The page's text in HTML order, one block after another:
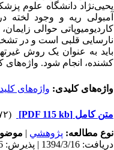
آمبولی ریه و وجود لخته
کاردیومیوپاتی حوالی
نارسایی قلبی است و در
باید به عنوان یک روش
کشنده، انجام شود. واژه‌های
واژه‌های کلیدی: واژه‌های
متن کامل [PDF 115 kb]
(۱۵۷۲ دریافت)
نوع مطالعه: پژوهشي |
دریافت: 1394/3/16 | پذیرش: 1394/3/16 | انتشار: 1394/3/16